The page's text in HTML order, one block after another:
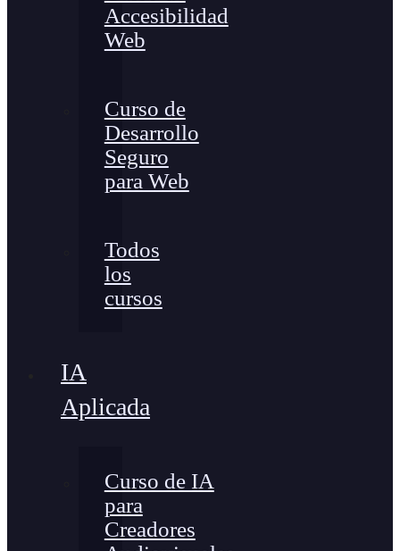
Accesibilidad
Web
Curso de
Desarrollo
Seguro
para Web
Todos
los
cursos
IA
Aplicada
Curso de IA
para
Creadores